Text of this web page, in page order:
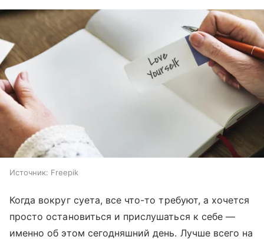
Источник: Freepik
Когда вокруг суета, все что-то требуют, а хочется
просто остановиться и прислушаться к себе —
именно об этом сегодняшний день. Лучше всего на